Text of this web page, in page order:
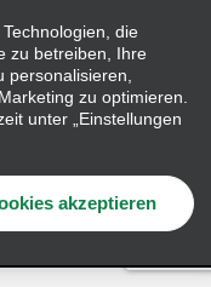
Grundsatzerklärung
vorbehalten
die
zu betreiben, Ihre
zu optimieren.
unter „Einstellungen
akzeptieren